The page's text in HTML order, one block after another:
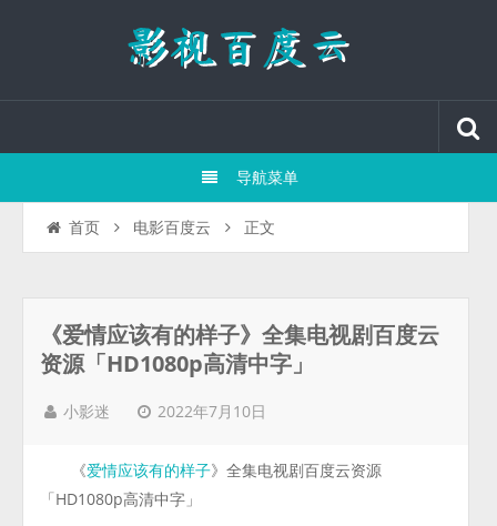
导航菜单
首页 电影百度云 正文
《爱情应该有的样子》全集电视剧百度云
资源「HD1080p高清中字」
小影迷 2022年7月10日
《爱情应该有的样子》全集电视剧百度云资源
「HD1080p高清中字」